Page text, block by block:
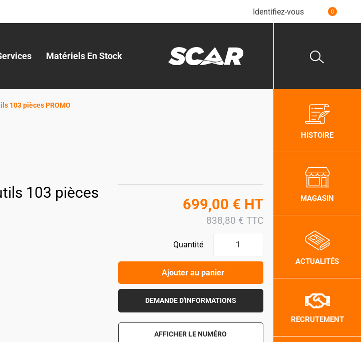
Identifiez-vous 0
Matériels En Stock
103 pièces PROMO
103 pièces
699,00 € HT
838,80 € TTC
Quantité
Ajouter au panier
DEMANDE D'INFORMATIONS
AFFICHER LE NUMÉRO
HISTOIRE
MAGASIN
ACTUALITÉS
RECRUTEMENT